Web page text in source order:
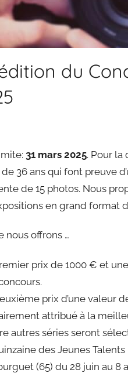
du
31 mars 2025. Pour la
36 ans qui font preuve
de 15 photos. Nous
en grand format
nous offrons …
prix de 1000 € et
prix d’une valeur
attribué à la
autres séries seront
des Jeunes
(65) du 28 juin au 8